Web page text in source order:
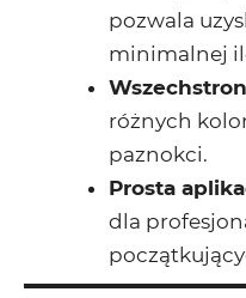
pozwala
minimalnej
różnych
paznokci.
Prosta
dla